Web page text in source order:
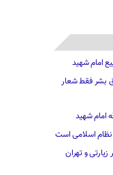
امام شهید
بشر فقط شعار
امام شهید
نظام اسلامی است